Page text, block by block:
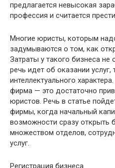
предлагается невысокая
профессия и считается
Многие юристы, которым
задумываются о том, как
Затраты у такого бизнеса не
речь идет об оказании услуг,
интеллектуального
фирма — это достаточно
юристов. Речь в статье
фирмы, когда начальный
возможности сразу открыть
множеством отделов,
услуг.
Регистрация бизнеса